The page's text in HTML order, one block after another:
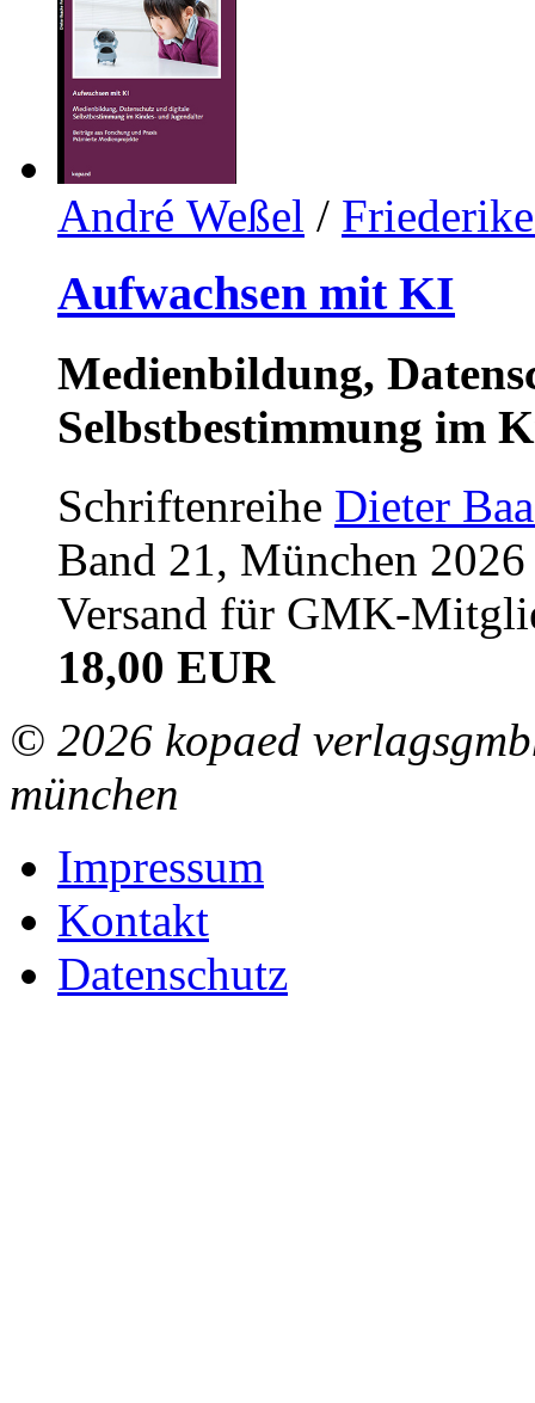
André Weßel /
Aufwachsen mit KI
Medienbildung,
Selbstbestimmung im
Schriftenreihe Dieter
Band 21, München
Versand für GMK-
18,00 EUR
© 2026 kopaed
münchen
Impressum
Kontakt
Datenschutz